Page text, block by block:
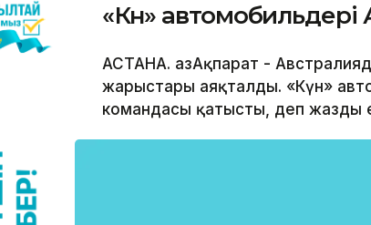
«Күн» автомобильдері
АСТАНА. ҚазАқпарат -
жарыстары аяқталды. «Күн»
командасы қатысты, деп жазды